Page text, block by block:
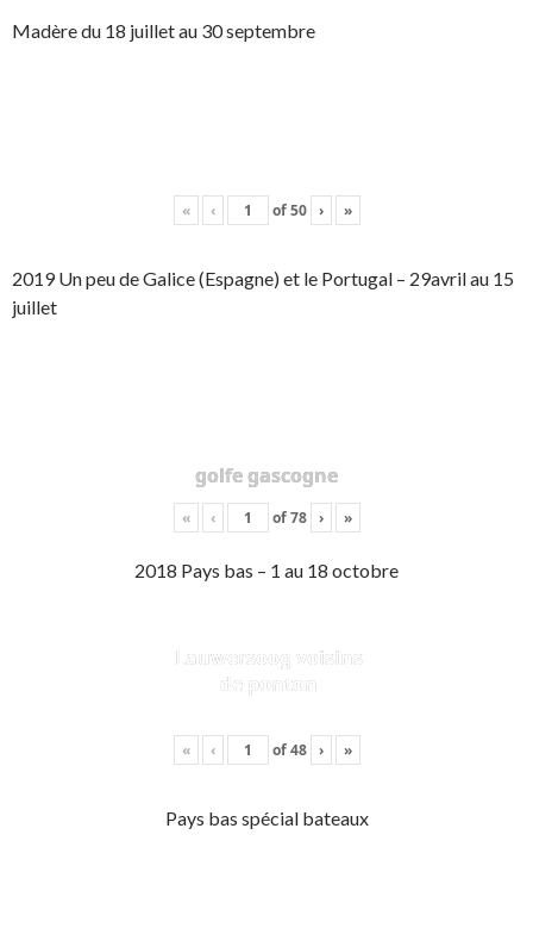
Madère du 18 juillet au 30 septembre
« ‹ of50 › »
2019 Un peu de Galice (Espagne) et le Portugal – 29avril au 15
juillet
golfe gascogne
« ‹ of78 › »
2018 Pays bas – 1 au 18 octobre
Lauwersoog voisins
de ponton
« ‹ of48 › »
Pays bas spécial bateaux